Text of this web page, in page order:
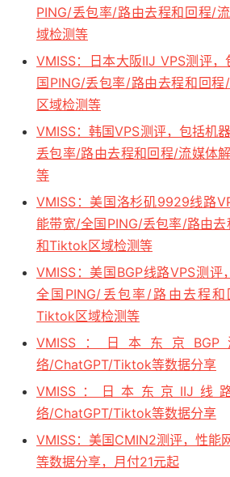
PING/丢包率/路由去程和回程/
域检测等
VMISS：日本大阪IIJ VPS测评
国PING/丢包率/路由去程和回
区域检测等
VMISS：韩国VPS测评，包括机
丢包率/路由去程和回程/流媒体
等
VMISS：美国洛杉矶9929线路
能带宽/全国PING/丢包率/路由
和Tiktok区域检测等
VMISS：美国BGP线路VPS测
全国PING/丢包率/路由去程
Tiktok区域检测等
VMISS：日本东京
络/ChatGPT/Tiktok等数据分享
VMISS：日本东京IIJ线
络/ChatGPT/Tiktok等数据分享
VMISS：美国CMIN2测评，性能
等数据分享，月付21元起